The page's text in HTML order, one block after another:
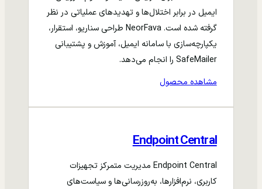
ایمیل در برابر اختلال‌ها و تهدیدهای عملیاتی در نظر
گرفته شده است. NeorFava طراحی سناریو، استقرار،
یکپارچه‌سازی با سامانه ایمیل، آموزش و پشتیبانی
SafeMailer را انجام می‌دهد.
مشاهده محصول
Endpoint Central
Endpoint Central مدیریت متمرکز تجهیزات
کاربری، نرم‌افزارها، به‌روزرسانی‌ها و سیاست‌های